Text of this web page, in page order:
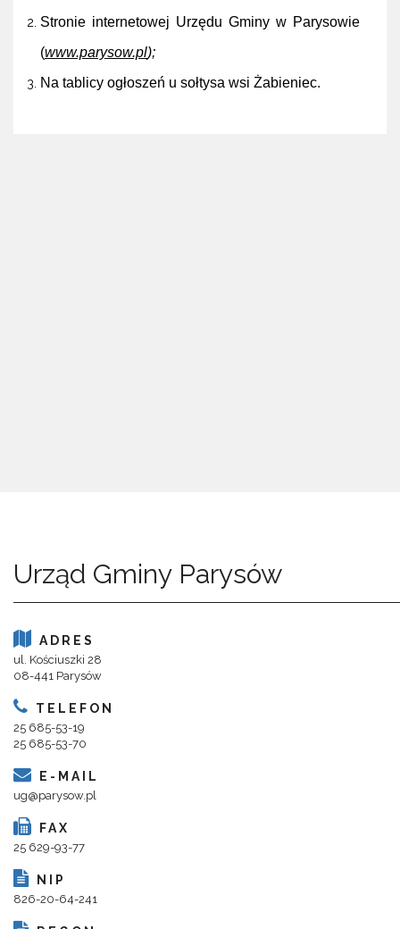
Stronie internetowej Urzędu Gminy w Parysowie
(www.parysow.pl);
Na tablicy ogłoszeń u sołtysa wsi Żabieniec.
Urząd Gminy Parysów
ADRES
ul. Kościuszki 28
08-441 Parysów
TELEFON
25 685-53-19
25 685-53-70
E-MAIL
ug@parysow.pl
FAX
25 629-93-77
NIP
826-20-64-241